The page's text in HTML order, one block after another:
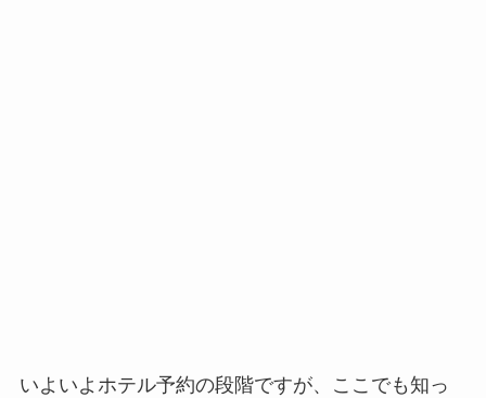
いよいよホテル予約の段階ですが、ここでも知っ